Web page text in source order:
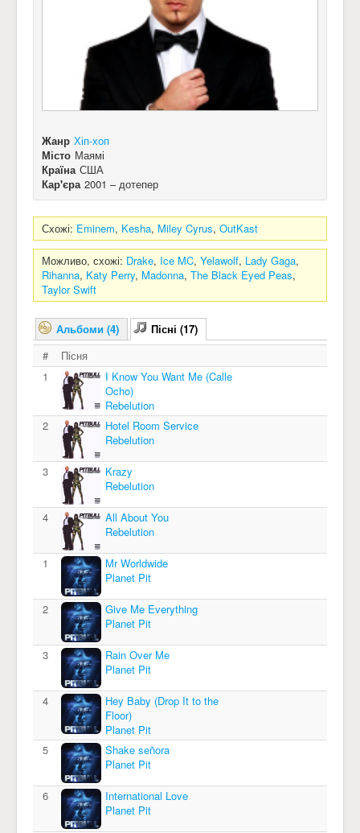
Жанр Хіп-хоп
Місто Маямі
Країна США
Кар'єра 2001 – дотепер
Схожі: Eminem, Kesha, Miley Cyrus, OutKast
Можливо, схожі: Drake, Ice MC, Yelawolf, Lady Gaga,
Rihanna, Katy Perry, Madonna, The Black Eyed Peas,
Taylor Swift
Альбоми (4)
Пісні (17)
#
Пісня
1
I Know You Want Me (Calle
Ocho)
Rebelution
2
Hotel Room Service
Rebelution
3
Krazy
Rebelution
4
All About You
Rebelution
1
Mr Worldwide
Planet Pit
2
Give Me Everything
Planet Pit
3
Rain Over Me
Planet Pit
4
Hey Baby (Drop It to the
Floor)
Planet Pit
5
Shake señora
Planet Pit
6
International Love
Planet Pit